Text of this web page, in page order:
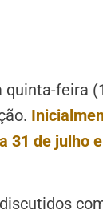
feira
31 de julho